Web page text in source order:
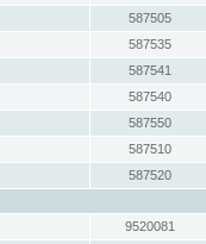
587505
587535
587541
587540
587550
587510
587520
9520081